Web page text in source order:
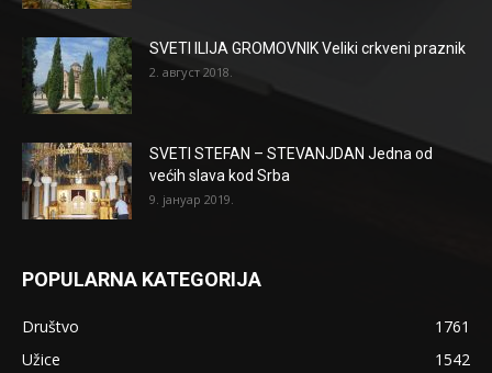
SVETI ILIJA GROMOVNIK Veliki crkveni praznik
2. август 2018.
SVETI STEFAN – STEVANJDAN Jedna od
većih slava kod Srba
9. јануар 2019.
POPULARNA KATEGORIJA
Društvo
1761
Užice
1542